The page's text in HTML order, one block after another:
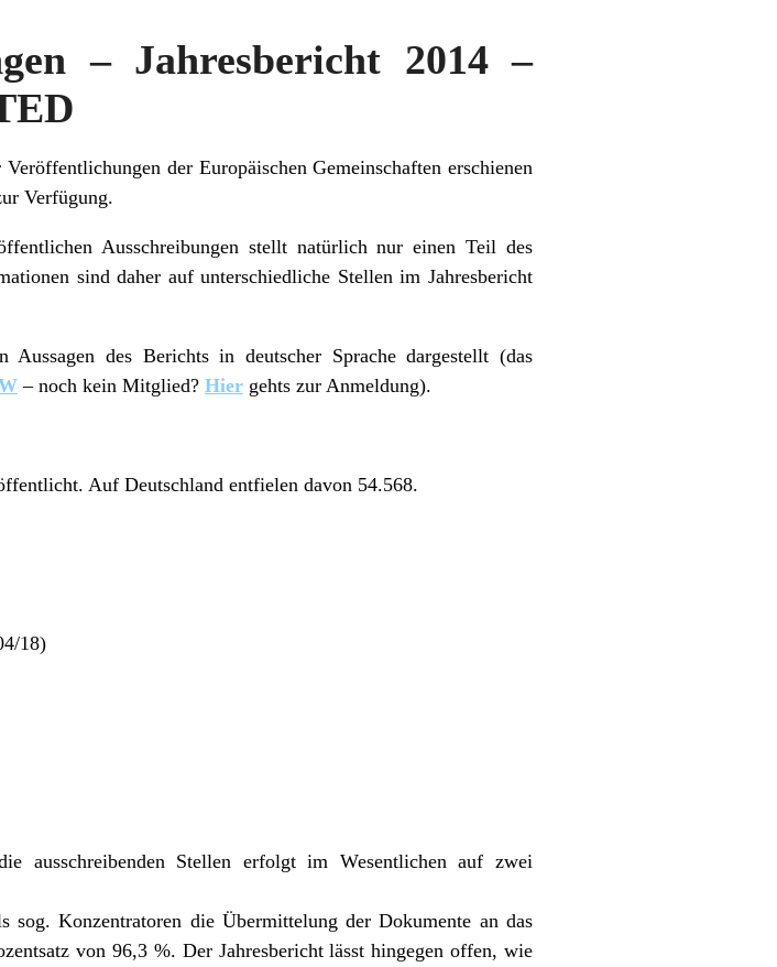
– Jahresbericht 2014 –
der Europäischen Gemeinschaften erschienen
Verfügung.
Ausschreibungen stellt natürlich nur einen Teil des
sind daher auf unterschiedliche Stellen im Jahresbericht
des Berichts in deutscher Sprache dargestellt (das
– noch kein Mitglied? Hier gehts zur Anmeldung).
Auf Deutschland entfielen davon 54.568.
18)
ausschreibenden Stellen erfolgt im Wesentlichen auf zwei
sog. Konzentratoren die Übermittelung der Dokumente an das
von 96,3 %. Der Jahresbericht lässt hingegen offen, wie